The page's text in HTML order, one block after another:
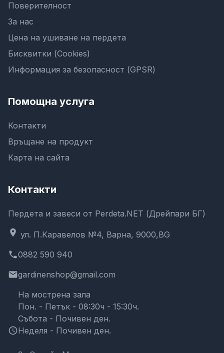
Поверителност
За нас
Цена на ушиване на пердета
Бисквитки (Cookies)
Информация за безопасност (GPSR)
Помощна услуга
Контакти
Връщане на продукт
Карта на сайта
Контакти
Пердета и завеси от Perdeta.NET (Дрейпари БГ)
location_on ул. П.Каравелов №4, Варна, 9000,BG
phone0882 590 940
emailgardinenshop@gmail.com
schedule
На мострена зала
Пон. - Петък - 08:30ч - 15:30ч.
Събота - Почивен ден.
Неделя - Почивен ден.